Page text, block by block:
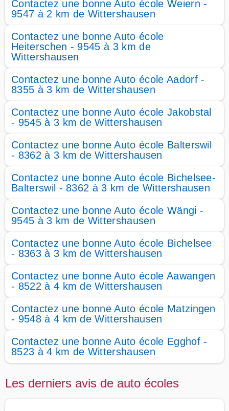
Contactez une bonne Auto école Weiern -
9547 à 2 km de Wittershausen
Contactez une bonne Auto école
Heiterschen - 9545 à 3 km de
Wittershausen
Contactez une bonne Auto école Aadorf -
8355 à 3 km de Wittershausen
Contactez une bonne Auto école Jakobstal
- 9545 à 3 km de Wittershausen
Contactez une bonne Auto école Balterswil
- 8362 à 3 km de Wittershausen
Contactez une bonne Auto école Bichelsee-
Balterswil - 8362 à 3 km de Wittershausen
Contactez une bonne Auto école Wängi -
9545 à 3 km de Wittershausen
Contactez une bonne Auto école Bichelsee
- 8363 à 3 km de Wittershausen
Contactez une bonne Auto école Aawangen
- 8522 à 4 km de Wittershausen
Contactez une bonne Auto école Matzingen
- 9548 à 4 km de Wittershausen
Contactez une bonne Auto école Egghof -
8523 à 4 km de Wittershausen
Les derniers avis de auto écoles